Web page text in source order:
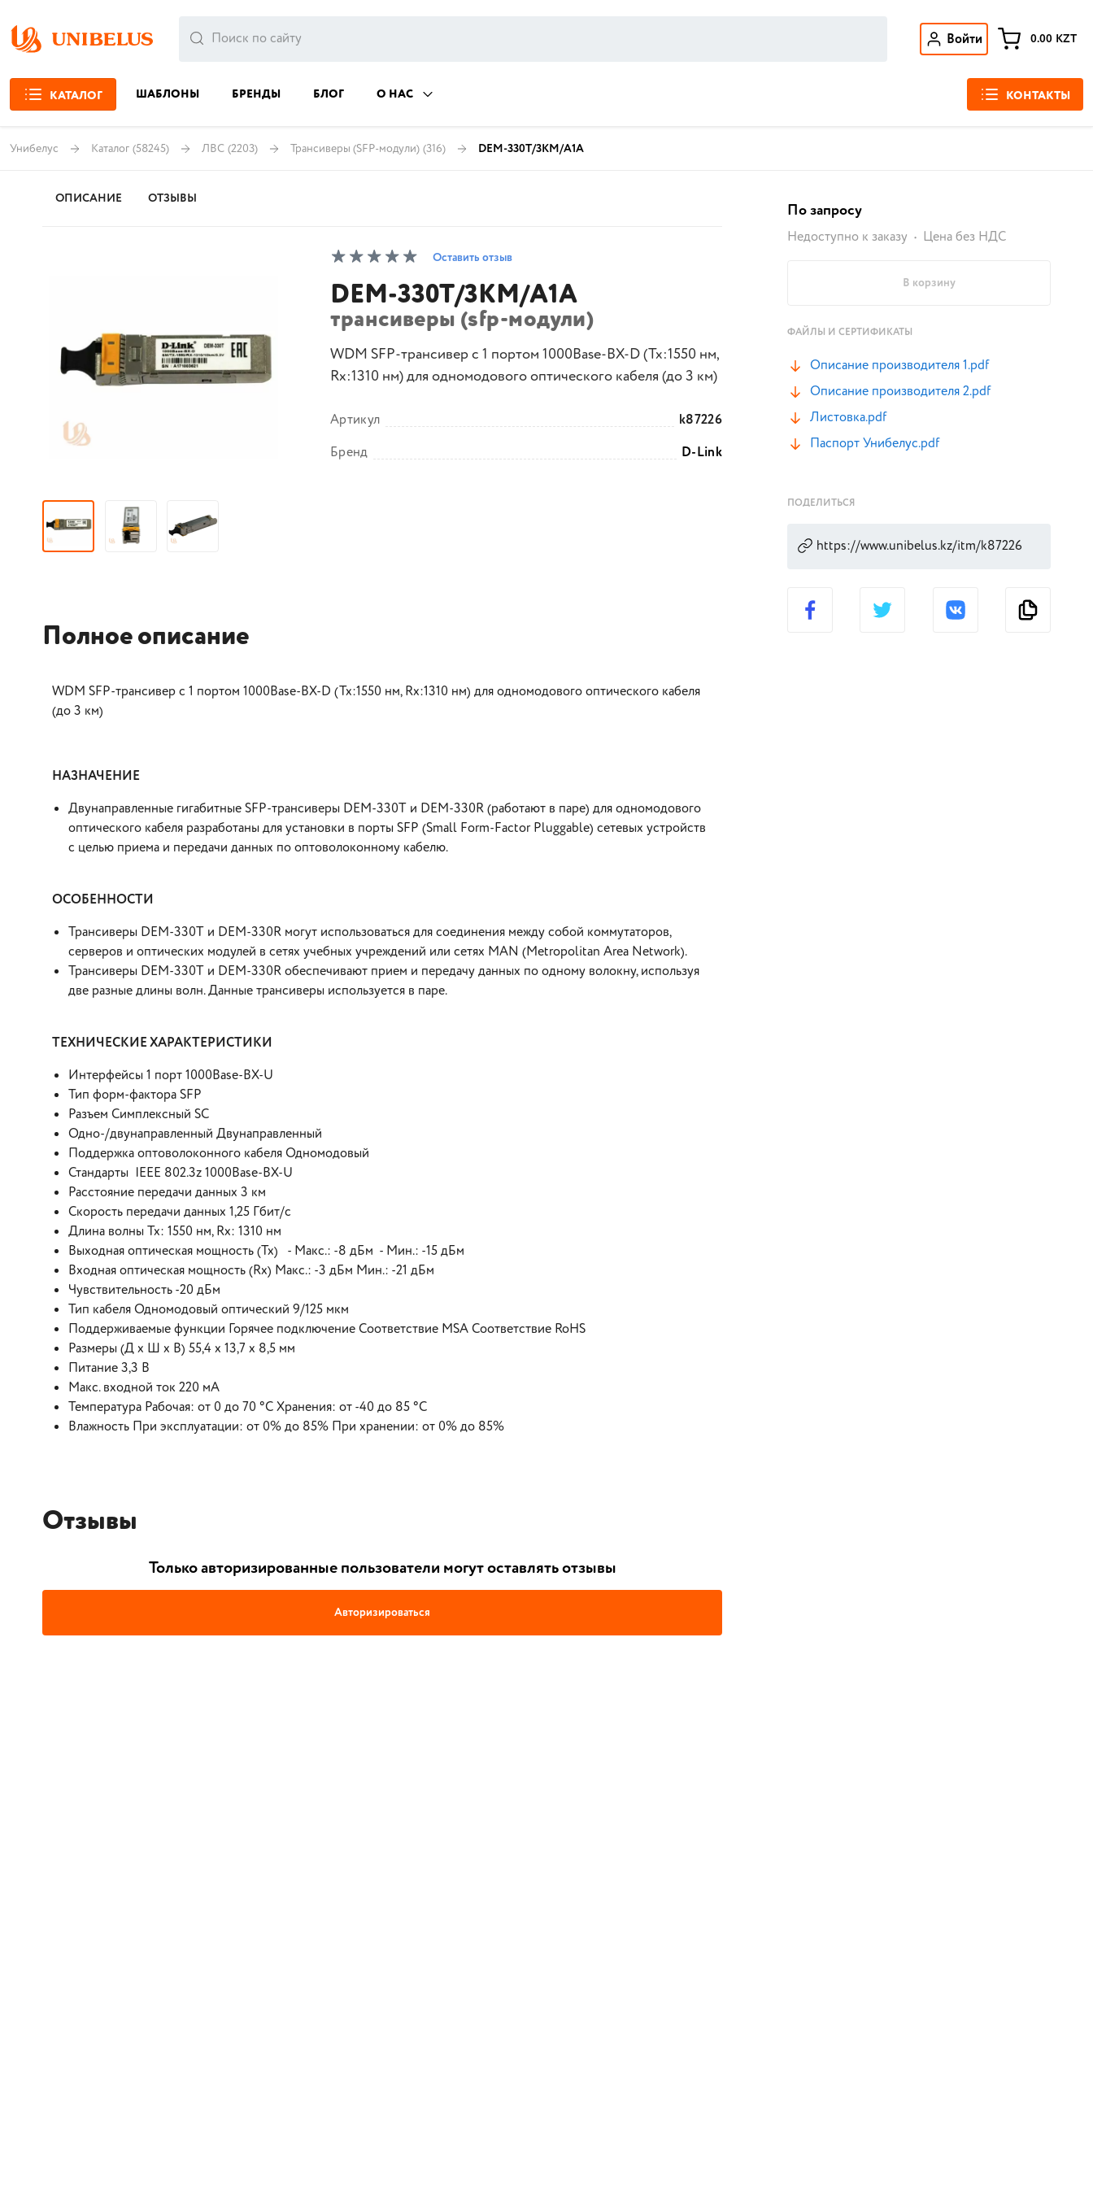
Войти 0.00 KZT
КАТАЛОГ ШАБЛОНЫ БРЕНДЫ БЛОГ О НАС КОНТАКТЫ
Унибелус Каталог (58245) ЛВС (2203) Трансиверы (SFP-модули) (316) DEM-330T/3KM/A1A
ОПИСАНИЕ ОТЗЫВЫ
Оставить отзыв
DEM-330T/3KM/A1A
трансиверы (sfp-модули)
WDM SFP-трансивер с 1 портом 1000Base-BX-D (Tx:1550 нм,
Rx:1310 нм) для одномодового оптического кабеля (до 3 км)
Артикул
k87226
Бренд
D-Link
Полное описание
WDM SFP-трансивер с 1 портом 1000Base-BX-D (Tx:1550 нм, Rx:1310 нм) для одномодового оптического кабеля
(до 3 км)
НАЗНАЧЕНИЕ
Двунаправленные гигабитные SFP-трансиверы DEM-330T и DEM-330R (работают в паре) для одномодового
оптического кабеля разработаны для установки в порты SFP (Small Form-Factor Pluggable) сетевых устройств
с целью приема и передачи данных по оптоволоконному кабелю.
ОСОБЕННОСТИ
Трансиверы DEM-330T и DEM-330R могут использоваться для соединения между собой коммутаторов,
серверов и оптических модулей в сетях учебных учреждений или сетях MAN (Metropolitan Area Network).
Трансиверы DEM-330T и DEM-330R обеспечивают прием и передачу данных по одному волокну, используя
две разные длины волн. Данные трансиверы используется в паре.
ТЕХНИЧЕСКИЕ ХАРАКТЕРИСТИКИ
Интерфейсы 1 порт 1000Base-BX-U
Тип форм-фактора SFP
Разъем Симплексный SC
Одно-/двунаправленный Двунаправленный
Поддержка оптоволоконного кабеля Одномодовый
Стандарты IEEE 802.3z 1000Base-BX-U
Расстояние передачи данных 3 км
Скорость передачи данных 1,25 Гбит/с
Длина волны Tx: 1550 нм, Rx: 1310 нм
Выходная оптическая мощность (Tx) - Макс.: -8 дБм - Мин.: -15 дБм
Входная оптическая мощность (Rx) Макс.: -3 дБм Мин.: -21 дБм
Чувствительность -20 дБм
Тип кабеля Одномодовый оптический 9/125 мкм
Поддерживаемые функции Горячее подключение Соответствие MSA Соответствие RoHS
Размеры (Д x Ш x В) 55,4 x 13,7 x 8,5 мм
Питание 3,3 В
Макс. входной ток 220 мА
Температура Рабочая: от 0 до 70 °C Хранения: от -40 до 85 °C
Влажность При эксплуатации: от 0% до 85% При хранении: от 0% до 85%
Отзывы
Только авторизированные пользователи могут оставлять отзывы
Авторизироваться
По запросу
Недоступно к заказу Цена без НДС
В корзину
ФАЙЛЫ И СЕРТИФИКАТЫ
Описание производителя 1.pdf
Описание производителя 2.pdf
Листовка.pdf
Паспорт Унибелус.pdf
ПОДЕЛИТЬСЯ